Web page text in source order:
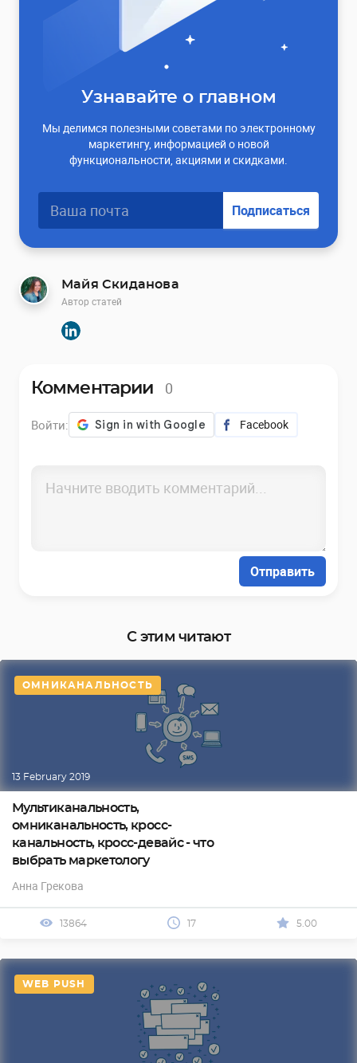
Узнавайте о главном
Мы делимся полезными советами по электронному
маркетингу, информацией о новой
функциональности, акциями и скидками.
Подписаться
Майя Скиданова
Автор статей
Комментарии 0
Войти: Facebook
Отправить
С этим читают
ОМНИКАНАЛЬНОСТЬ
13 February 2019
Мультиканальность,
омниканальность, кросс-
канальность, кросс-девайс - что
выбрать маркетологу
Анна Грекова
13864 17 5.00
WEB PUSH